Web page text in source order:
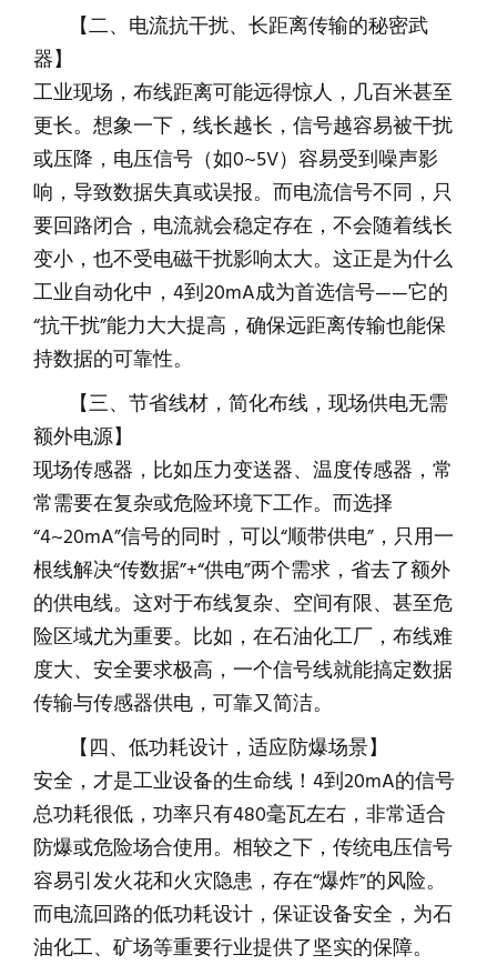
【二、电流抗干扰、长距离传输的秘密武
器】
工业现场，布线距离可能远得惊人，几百米甚至
更长。想象一下，线长越长，信号越容易被干扰
或压降，电压信号（如0~5V）容易受到噪声影
响，导致数据失真或误报。而电流信号不同，只
要回路闭合，电流就会稳定存在，不会随着线长
变小，也不受电磁干扰影响太大。这正是为什么
工业自动化中，4到20mA成为首选信号——它的
“抗干扰”能力大大提高，确保远距离传输也能保
持数据的可靠性。
【三、节省线材，简化布线，现场供电无需
额外电源】
现场传感器，比如压力变送器、温度传感器，常
常需要在复杂或危险环境下工作。而选择
“4~20mA”信号的同时，可以“顺带供电”，只用一
根线解决“传数据”+“供电”两个需求，省去了额外
的供电线。这对于布线复杂、空间有限、甚至危
险区域尤为重要。比如，在石油化工厂，布线难
度大、安全要求极高，一个信号线就能搞定数据
传输与传感器供电，可靠又简洁。
【四、低功耗设计，适应防爆场景】
安全，才是工业设备的生命线！4到20mA的信号
总功耗很低，功率只有480毫瓦左右，非常适合
防爆或危险场合使用。相较之下，传统电压信号
容易引发火花和火灾隐患，存在“爆炸”的风险。
而电流回路的低功耗设计，保证设备安全，为石
油化工、矿场等重要行业提供了坚实的保障。